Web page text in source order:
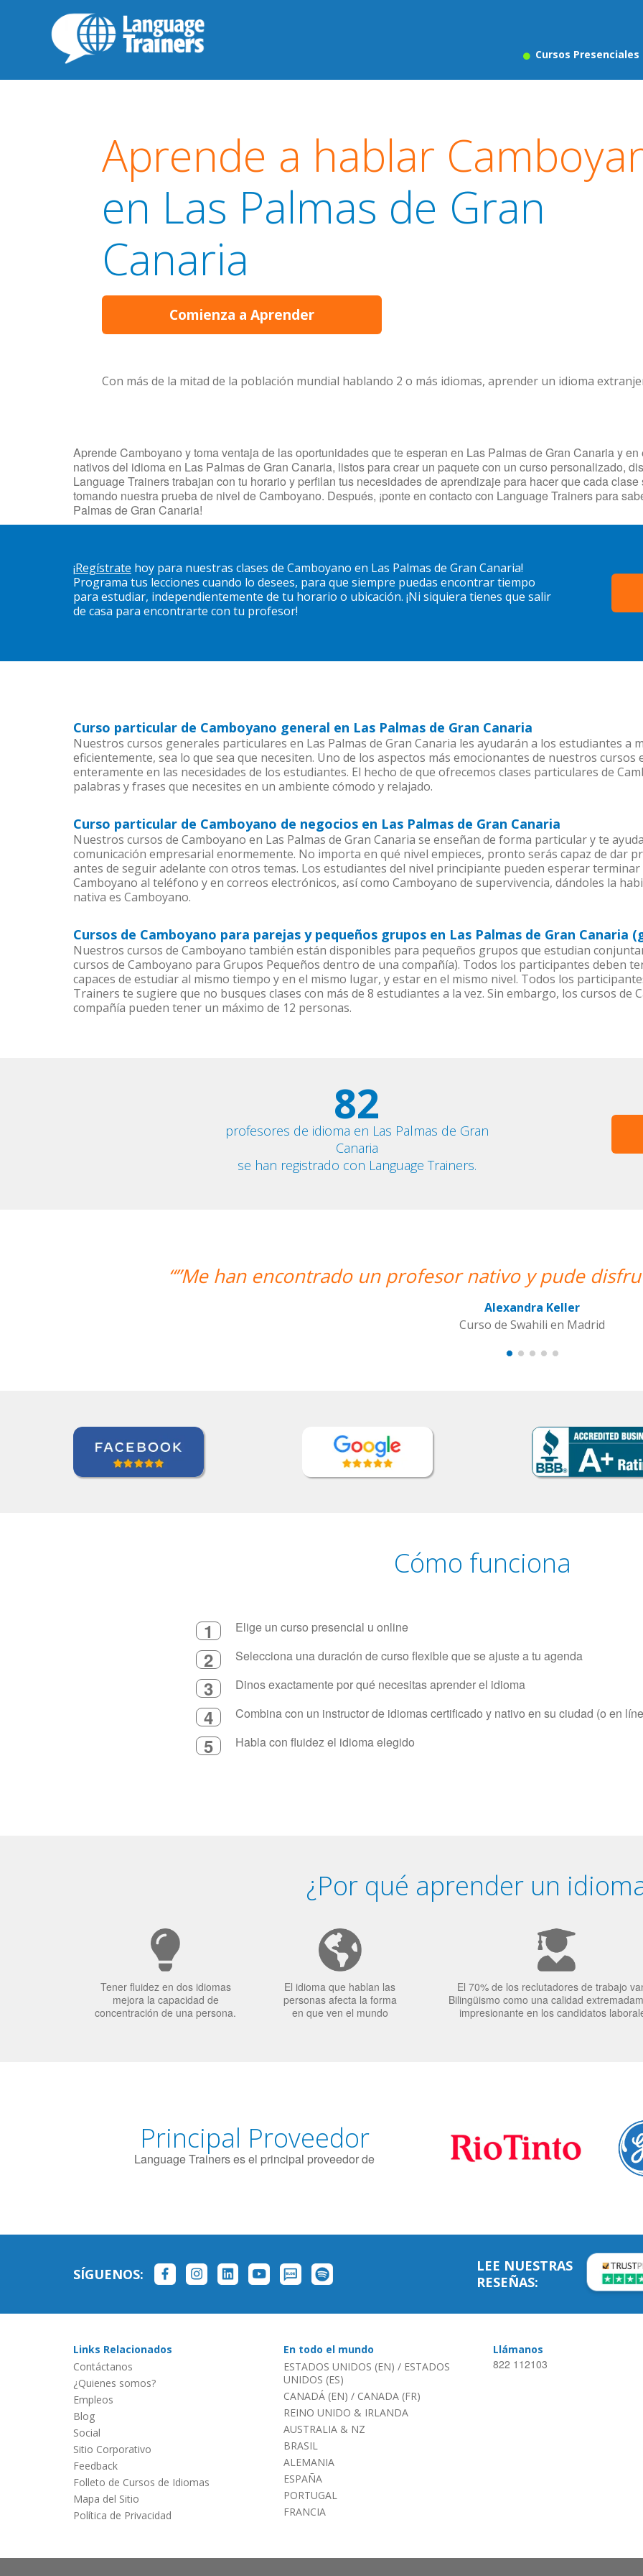
Cursos Presenciales
Aprende a hablar
en Las Palmas de Gran
Canaria
Comienza a Aprender
Con más de la mitad de la población mundial hablando 2 o más idiomas, aprender un idioma
Aprende Camboyano y toma ventaja de las oportunidades que te esperan en Las Palmas de Gran Canaria y
nativos del idioma en Las Palmas de Gran Canaria, listos para crear un paquete con un curso personalizado,
Language Trainers trabajan con tu horario y perfilan tus necesidades de aprendizaje para hacer que cada
tomando nuestra prueba de nivel de Camboyano. Después, ¡ponte en contacto con Language Trainers para
Palmas de Gran Canaria!
¡Regístrate hoy para nuestras clases de Camboyano en Las Palmas de Gran Canaria!
Programa tus lecciones cuando lo desees, para que siempre puedas encontrar tiempo
para estudiar, independientemente de tu horario o ubicación. ¡Ni siquiera tienes que salir
de casa para encontrarte con tu profesor!
Curso particular de Camboyano general en Las Palmas de Gran Canaria
Nuestros cursos generales particulares en Las Palmas de Gran Canaria les ayudarán a los estudiantes a
eficientemente, sea lo que sea que necesiten. Uno de los aspectos más emocionantes de nuestros
enteramente en las necesidades de los estudiantes. El hecho de que ofrecemos clases particulares de
palabras y frases que necesites en un ambiente cómodo y relajado.
Curso particular de Camboyano de negocios en Las Palmas de Gran Canaria
Nuestros cursos de Camboyano en Las Palmas de Gran Canaria se enseñan de forma particular y te
comunicación empresarial enormemente. No importa en qué nivel empieces, pronto serás capaz de dar
antes de seguir adelante con otros temas. Los estudiantes del nivel principiante pueden esperar terminar
Camboyano al teléfono y en correos electrónicos, así como Camboyano de supervivencia, dándoles la
nativa es Camboyano.
Cursos de Camboyano para parejas y pequeños grupos en Las Palmas de Gran Canaria
Nuestros cursos de Camboyano también están disponibles para pequeños grupos que estudian
cursos de Camboyano para Grupos Pequeños dentro de una compañía). Todos los participantes deben
capaces de estudiar al mismo tiempo y en el mismo lugar, y estar en el mismo nivel. Todos los
Trainers te sugiere que no busques clases con más de 8 estudiantes a la vez. Sin embargo, los cursos de
compañía pueden tener un máximo de 12 personas.
82
profesores de idioma en Las Palmas de Gran
Canaria
se han registrado con Language Trainers.
un profesor nativo y pude disfrutar de mis clases de Swahili.””
Cómo funciona
1 Elige un curso presencial u online
2 Selecciona una duración de curso flexible que se ajuste a tu agenda
3 Dinos exactamente por qué necesitas aprender el idioma
4 Combina con un instructor de idiomas certificado y nativo en su ciudad (o en
5 Habla con fluidez el idioma elegido
¿Por qué aprender un
Tener fluidez en dos idiomas
mejora la capacidad de
concentración de una persona.
El idioma que hablan las
personas afecta la forma
en que ven el mundo
El 70% de los reclutadores de trabajo
Bilingüismo como una calidad
impresionante en los candidatos
Principal Proveedor
Language Trainers es el principal proveedor de
SÍGUENOS:
LEE NUESTRAS
RESEÑAS:
Links Relacionados
Contáctanos
¿Quienes somos?
Empleos
Blog
Social
Sitio Corporativo
Feedback
Folleto de Cursos de Idiomas
Mapa del Sitio
Política de Privacidad
En todo el mundo
ESTADOS UNIDOS (EN) / ESTADOS
UNIDOS (ES)
CANADÁ (EN) / CANADA (FR)
REINO UNIDO & IRLANDA
AUSTRALIA & NZ
BRASIL
ALEMANIA
ESPAÑA
PORTUGAL
FRANCIA
Llámanos
822 112103